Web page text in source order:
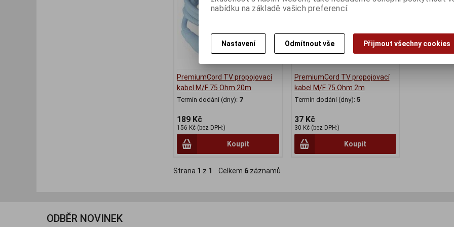
PremiumCord TV propojovací
kabel M/F 75 Ohm 20m
Termín dodání (dny): 7
189 Kč
156 Kč (bez DPH:)
Koupit
PremiumCord TV propojovací
kabel M/F 75 Ohm 2m
Termín dodání (dny): 5
37 Kč
30 Kč (bez DPH:)
Koupit
Strana 1 z 1 Celkem 6 záznamů
ODBĚR NOVINEK
nabídku na základě vašich preferencí.
Nastavení Odmítnout vše Přijmout všechny cookies